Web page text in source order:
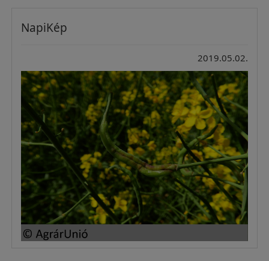
NapiKép
2019.05.02.